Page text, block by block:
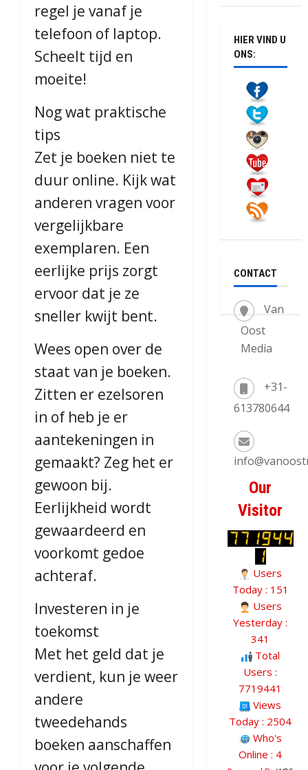
regel je vanaf je
telefoon of laptop.
Scheelt tijd en
moeite!
Nog wat praktische
tips
Zet je boeken niet te
duur online. Kijk wat
anderen vragen voor
vergelijkbare
exemplaren. Een
eerlijke prijs zorgt
ervoor dat je ze
sneller kwijt bent.
Wees open over de
staat van je boeken.
Zitten er ezelsoren
in of heb je er
aantekeningen in
gemaakt? Zeg het er
gewoon bij.
Eerlijkheid wordt
gewaardeerd en
voorkomt gedoe
achteraf.
Investeren in je
toekomst
Met het geld dat je
verdient, kun je weer
andere
tweedehands
boeken aanschaffen
HIER VIND U
ONS:
CONTACT
Van
Oost
Media
+31-
613780644
Our
Visitor
Users
Today : 151
Users
Yesterday :
341
Total
Users :
7719441
Views
Today : 2504
Who's
Online : 4